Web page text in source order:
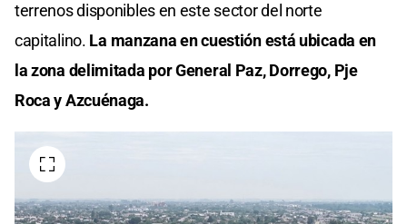
terrenos disponibles en este sector del norte
capitalino. La manzana en cuestión está ubicada en
la zona delimitada por General Paz, Dorrego, Pje
Roca y Azcuénaga.